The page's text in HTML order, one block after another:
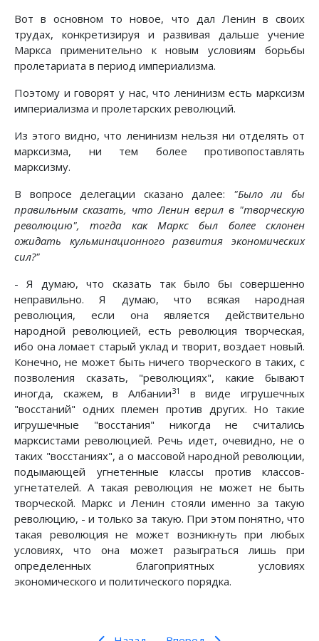
Вот в основном то новое, что дал Ленин в своих
трудах, конкретизируя и развивая дальше учение
Маркса применительно к новым условиям борьбы
пролетариата в период империализма.
Поэтому и говорят у нас, что ленинизм есть марксизм
империализма и пролетарских революций.
Из этого видно, что ленинизм нельзя ни отделять от
марксизма, ни тем более противопоставлять
марксизму.
В вопросе делегации сказано далее: "Было ли бы
правильным сказать, что Ленин верил в "творческую
революцию", тогда как Маркс был более склонен
ожидать кульминационного развития экономических
сил?"
- Я думаю, что сказать так было бы совершенно
неправильно. Я думаю, что всякая народная
революция, если она является действительно
народной революцией, есть революция творческая,
ибо она ломает старый уклад и творит, воздает новый.
Конечно, не может быть ничего творческого в таких, с
позволения сказать, "революциях", какие бывают
иногда, скажем, в Албании31
в виде игрушечных
"восстаний" одних племен против других. Но такие
игрушечные "восстания" никогда не считались
марксистами революцией. Речь идет, очевидно, не о
таких "восстаниях", а о массовой народной революции,
подымающей угнетенные классы против классов-
угнетателей. А такая революция не может не быть
творческой. Маркс и Ленин стояли именно за такую
революцию, - и только за такую. При этом понятно, что
такая революция не может возникнуть при любых
условиях, что она может разыграться лишь при
определенных благоприятных условиях
экономического и политического порядка.